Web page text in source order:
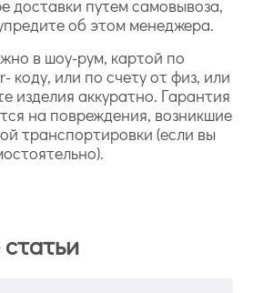
доставки путем самовывоза,
об этом менеджера.
в шоу-рум, картой по
коду, или по счету от физ, или
изделия аккуратно. Гарантия
на повреждения, возникшие
транспортировки (если вы